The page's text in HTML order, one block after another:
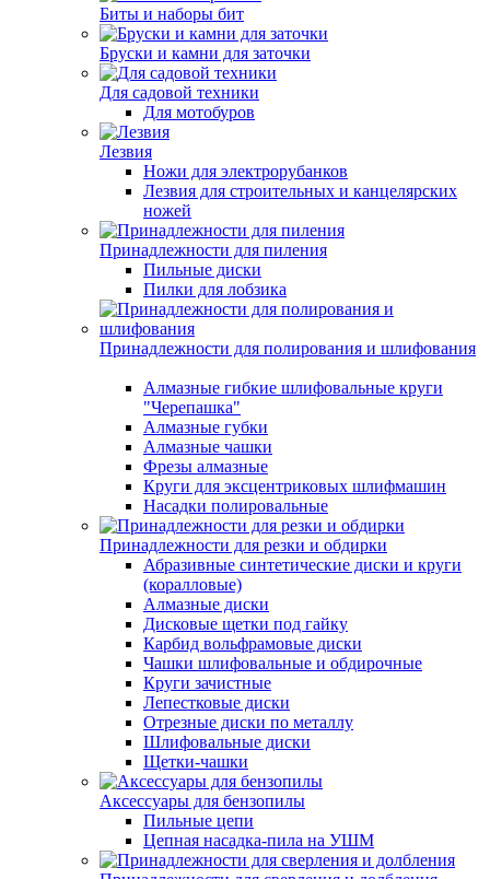
Биты и наборы бит
Бруски и камни для заточки
Для садовой техники
Для мотобуров
Лезвия
Ножи для электрорубанков
Лезвия для строительных и канцелярских
ножей
Принадлежности для пиления
Пильные диски
Пилки для лобзика
Принадлежности для полирования и шлифования
Алмазные гибкие шлифовальные круги
"Черепашка"
Алмазные губки
Алмазные чашки
Фрезы алмазные
Круги для эксцентриковых шлифмашин
Насадки полировальные
Принадлежности для резки и обдирки
Абразивные синтетические диски и круги
(коралловые)
Алмазные диски
Дисковые щетки под гайку
Карбид вольфрамовые диски
Чашки шлифовальные и обдирочные
Круги зачистные
Лепестковые диски
Отрезные диски по металлу
Шлифовальные диски
Щетки-чашки
Аксессуары для бензопилы
Пильные цепи
Цепная насадка-пила на УШМ